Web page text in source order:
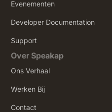
Evenementen
Developer Documentation
Support
Over Speakap
Ons Verhaal
Werken Bij
Contact